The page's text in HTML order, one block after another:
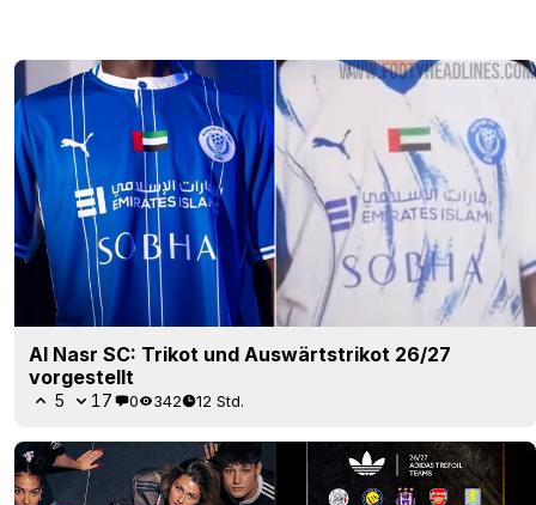
Al Nasr SC: Trikot und Auswärtstrikot 26/27
vorgestellt
5 17 0 342 12 Std.